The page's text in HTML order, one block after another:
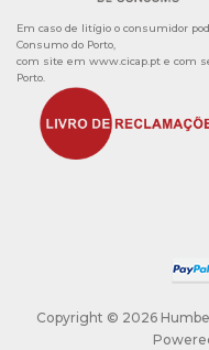
Em caso de litígio o consumidor
Consumo do Porto,
com site em www.cicap.pt e com
Porto.
Copyright © 2026